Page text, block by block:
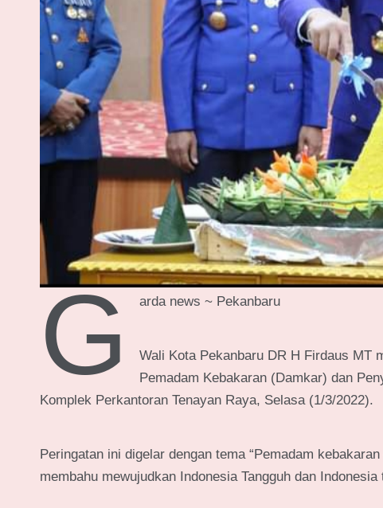
G arda news ~ Pekanbaru
Wali Kota Pekanbaru DR H Firdaus MT
Pemadam Kebakaran (Damkar) dan
Komplek Perkantoran Tenayan Raya, Selasa (1/3/2022).
Peringatan ini digelar dengan tema “Pemadam
membahu mewujudkan Indonesia Tangguh dan